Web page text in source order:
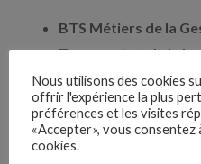
BTS Métiers de la
Transport et de la
BTS Support à
Licence en Gestion
Archivistique
Formation en
Nous utilisons des cookies
offrir l'expérience la plus
préférences et les visites
«Accepter», vous consentez
cookies.